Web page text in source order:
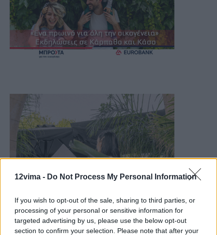
12vima - Do Not Process My Personal Information
If you wish to opt-out of the sale, sharing to third parties, or
processing of your personal or sensitive information for
targeted advertising by us, please use the below opt-out
section to confirm your selection. Please note that after your